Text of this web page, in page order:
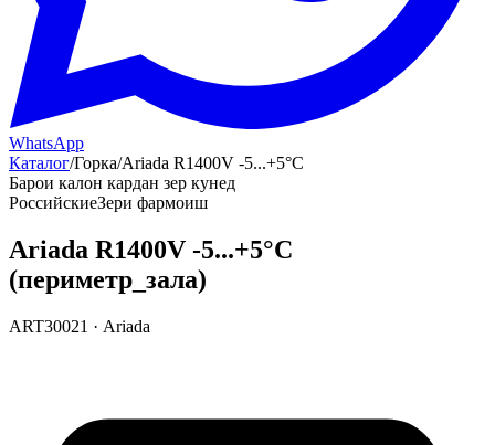
WhatsApp
Каталог/Горка/Ariada R1400V -5...+5°С
Барои калон кардан зер кунед
РоссийскиеЗери фармоиш
Ariada R1400V -5...+5°С
(периметр_зала)
ART30021 · Ariada